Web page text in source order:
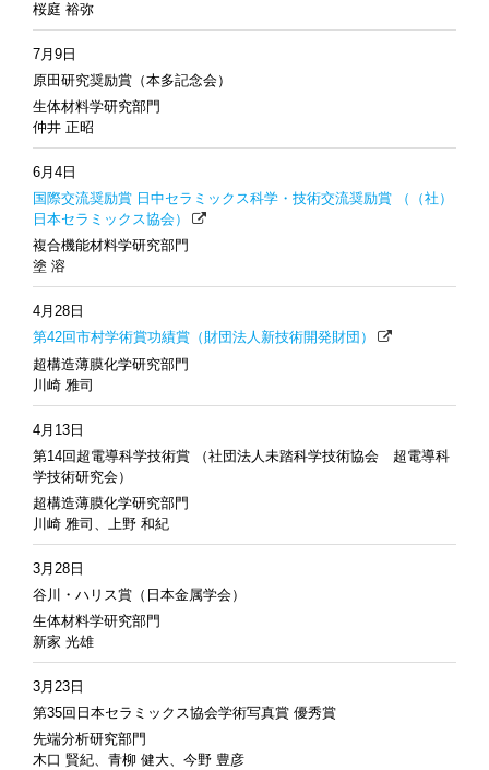
桜庭 裕弥
7月9日
原田研究奨励賞（本多記念会）
生体材料学研究部門
仲井 正昭
6月4日
国際交流奨励賞 日中セラミックス科学・技術交流奨励賞 （（社）
日本セラミックス協会）
複合機能材料学研究部門
塗 溶
4月28日
第42回市村学術賞功績賞（財団法人新技術開発財団）
超構造薄膜化学研究部門
川崎 雅司
4月13日
第14回超電導科学技術賞 （社団法人未踏科学技術協会 超電導科
学技術研究会）
超構造薄膜化学研究部門
川崎 雅司、上野 和紀
3月28日
谷川・ハリス賞（日本金属学会）
生体材料学研究部門
新家 光雄
3月23日
第35回日本セラミックス協会学術写真賞 優秀賞
先端分析研究部門
木口 賢紀、青柳 健大、今野 豊彦